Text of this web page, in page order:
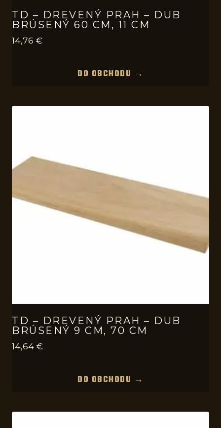
TD – DREVENÝ PRAH – DUB
BRÚSENÝ 60 CM, 11 CM
14,76 €
DO OBCHODU →
TD – DREVENÝ PRAH – DUB
BRÚSENÝ 9 CM, 70 CM
14,64 €
DO OBCHODU →